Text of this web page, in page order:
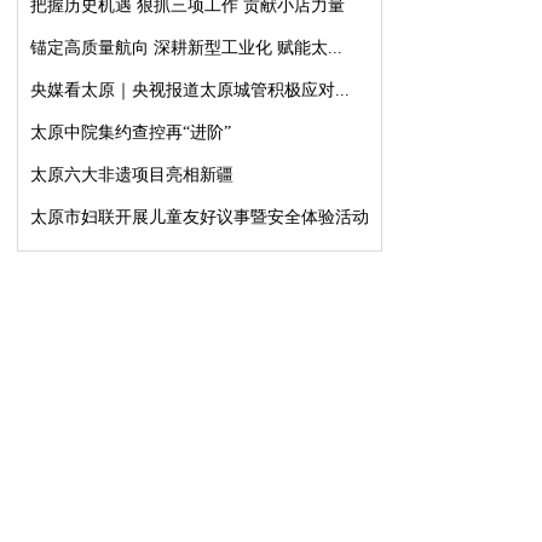
把握历史机遇 狠抓三项工作 贡献小店力量
锚定高质量航向 深耕新型工业化 赋能太...
央媒看太原｜央视报道太原城管积极应对...
太原中院集约查控再“进阶”
太原六大非遗项目亮相新疆
太原市妇联开展儿童友好议事暨安全体验活动